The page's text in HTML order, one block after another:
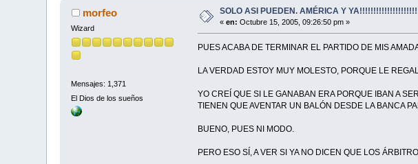
morfeo
Wizard
Mensajes: 1,371
El Dios de los sueños
SOLO ASI PUEDEN. AMÉRICA Y
«en: Octubre 15, 2005, 09:26:50 pm »
PUES ACABA DE TERMINAR EL PARTIDO DE MIS
LA VERDAD ESTOY MUY MOLESTO, PORQUE LE
YO CREÍ QUE SI LE GANABAN ERA PORQUE IBAN A
TIENEN QUE AVENTAR UN BALÓN DESDE LA BANCA
BUENO, PUES NI MODO.
PERO ESO SÍ, A VER SI YA NO DICEN QUE LOS